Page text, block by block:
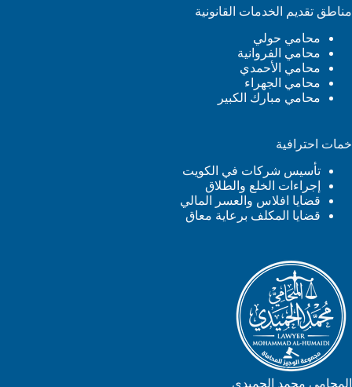
مناطق تقديم الخدمات القانونية
محامي حولي
محامي الفروانية
محامي الأحمدي
محامي الجهراء
محامي مبارك الكبير
خمات احترافية
تأسيس شركات في الكويت
إجراءات الخلع والطلاق
قضايا افلاس والعسر المالي
قضايا المكلف برعاية معاق
المحامي محمد الحميدي